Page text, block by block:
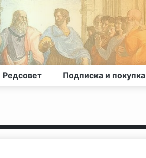
Редсовет Подписка и покупка